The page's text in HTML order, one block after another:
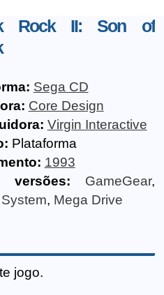
Rock II: Son of
Sega CD
Core Design
Virgin Interactive
Plataforma
1993
versões:
GameGear,
, Mega Drive
jogo.